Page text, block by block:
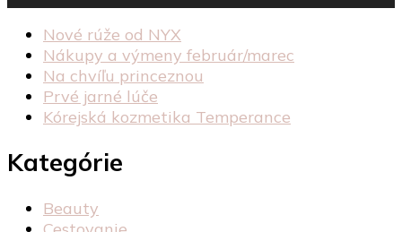
Nové rúže od NYX
Nákupy a výmeny február/marec
Na chvíľu princeznou
Prvé jarné lúče
Kórejská kozmetika Temperance
Kategórie
Beauty